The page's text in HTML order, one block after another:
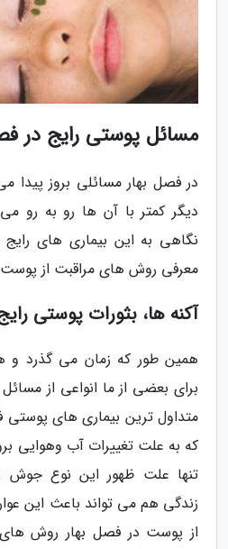
مسائل پوستی رایج در
در فصل بهار مسائلی بروز پیدا
دیگر کمتر با آن ها رو به رو
نگاهی به این بیماری های رایج
معرفی روش های مراقبت از پوست
آکنه ها، بثورات پوستی
همین طور که زمان می گذرد و
برای بعضی از ما انواعی از
متداول ترین بیماری های پوستی
که به علت تغییرات آب وهوایی
تنها علت ظهور این نوع
زندگی هم می تواند باعث این
از پوست در فصل بهار روش